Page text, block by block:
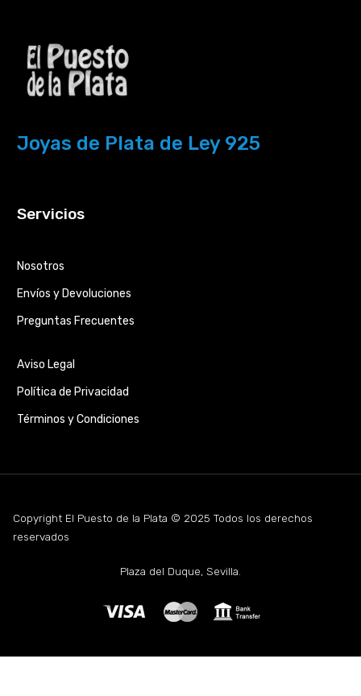
Joyas de Plata de Ley 925
Servicios
Nosotros
Envíos y Devoluciones
Preguntas Frecuentes
Aviso Legal
Política de Privacidad
Términos y Condiciones
Copyright El Puesto de la Plata © 2025 Todos los derechos
reservados
Plaza del Duque, Sevilla.